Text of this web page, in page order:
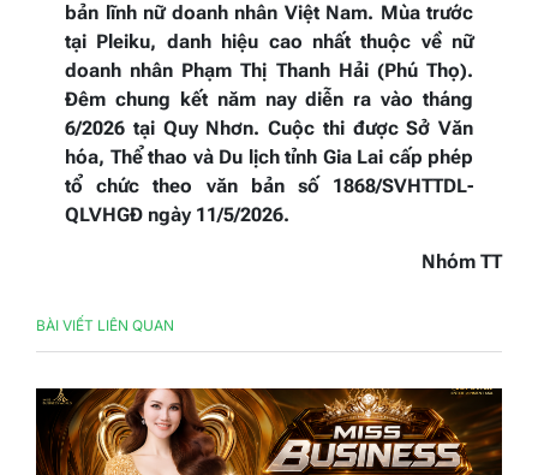
bản lĩnh nữ doanh nhân Việt Nam. Mùa trước
tại Pleiku, danh hiệu cao nhất thuộc về nữ
doanh nhân Phạm Thị Thanh Hải (Phú Thọ).
Đêm chung kết năm nay diễn ra vào tháng
6/2026 tại Quy Nhơn. Cuộc thi được Sở Văn
hóa, Thể thao và Du lịch tỉnh Gia Lai cấp phép
tổ chức theo văn bản số 1868/SVHTTDL-
QLVHGĐ ngày 11/5/2026.
Nhóm TT
BÀI VIẾT LIÊN QUAN